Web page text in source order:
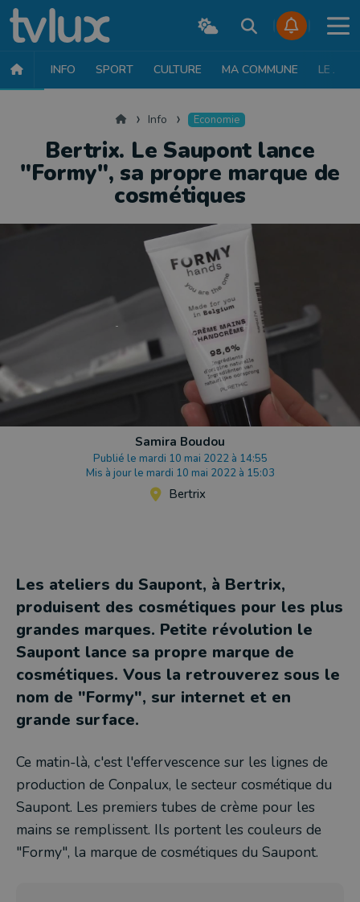
INFO SPORT CULTURE MA COMMUNE LE JT
AccueilInfo Economie
Bertrix. Le Saupont lance
"Formy", sa propre marque de
cosmétiques
Samira Boudou
Publié le mardi 10 mai 2022 à 14:55
Mis à jour le mardi 10 mai 2022 à 15:03
Bertrix
Les ateliers du Saupont, à Bertrix,
produisent des cosmétiques pour les plus
grandes marques. Petite révolution le
Saupont lance sa propre marque de
cosmétiques. Vous la retrouverez sous le
nom de "Formy", sur internet et en
grande surface.
Ce matin-là, c'est l'effervescence sur les lignes de
production de Conpalux, le secteur cosmétique du
Saupont. Les premiers tubes de crème pour les
mains se remplissent. Ils portent les couleurs de
"Formy", la marque de cosmétiques du Saupont.